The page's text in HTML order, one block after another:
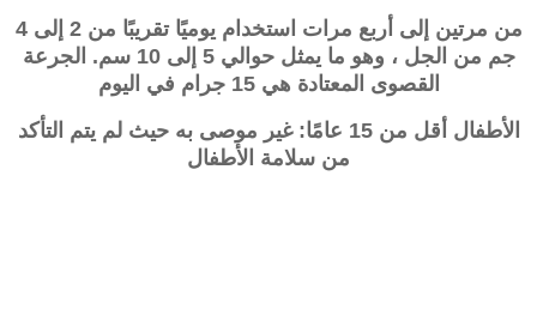
من مرتين إلى أربع مرات استخدام يوميًا تقريبًا من 2 إلى 4
جم من الجل ، وهو ما يمثل حوالي 5 إلى 10 سم. الجرعة
القصوى المعتادة هي 15 جرام في اليوم
الأطفال أقل من 15 عامًا: غير موصى به حيث لم يتم التأكد
من سلامة الأطفال